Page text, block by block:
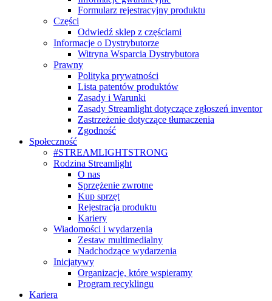
Formularz rejestracyjny produktu
Części
Odwiedź sklep z częściami
Informacje o Dystrybutorze
Witryna Wsparcia Dystrybutora
Prawny
Polityka prywatności
Lista patentów produktów
Zasady i Warunki
Zasady Streamlight dotyczące zgłoszeń inventor
Zastrzeżenie dotyczące tłumaczenia
Zgodność
Społeczność
#STREAMLIGHTSTRONG
Rodzina Streamlight
O nas
Sprzężenie zwrotne
Kup sprzęt
Rejestracja produktu
Kariery
Wiadomości i wydarzenia
Zestaw multimedialny
Nadchodzące wydarzenia
Inicjatywy
Organizacje, które wspieramy
Program recyklingu
Kariera